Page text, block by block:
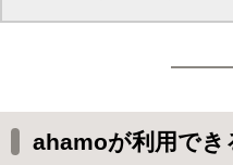
ahamoが利用でき